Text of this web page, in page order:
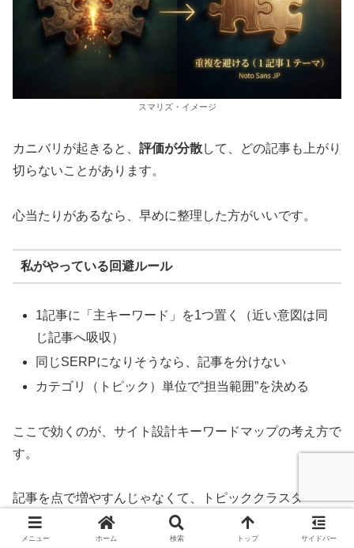
スマリズ・イメージ
カニバリが起きると、 評価が分散して、どの記事も上がり
切らないことがあります。
心当たりがあるなら、早めに整理した方がいいです。
私がやっている回避ルール
1記事に「主キーワード」を1つ置く（近い意図は同
じ記事へ吸収）
同じSERPになりそうなら、記事を分けない
カテゴリ（トピック）単位で“担当範囲”を決める
ここで効くのが、サイト設計キーワードマップの考え方で
す。
記事を点で増やすんじゃなくて、トピッククラスター
SEOの発想で柱（ピラー）と支える記事（クラスター）
を組むと、重複しにくくなります。
メニュー ホーム 検索 トップ サイドバー